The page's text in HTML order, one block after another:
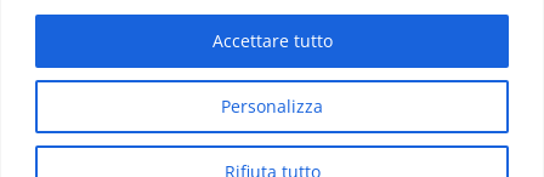
Personalizza
Rifiuta tutto
Accettare tutto
Home News Vivere la città EVENTI
Salute
Il Blog del Direttore
Copyright © All rights reserved.